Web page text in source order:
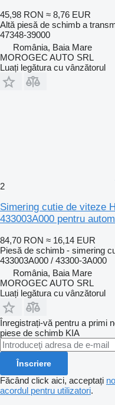
45,98 RON ≈ 8,76 EUR
Altă piesă de schimb a
47348-39000
România, Baia Mare
MOROGEC AUTO SRL
Luați legătura cu vânzătorul
2
Simering cutie de viteze
433003A000 pentru
84,70 RON ≈ 16,14 EUR
Piesă de schimb - simering
433003A000 / 43300-3A000
România, Baia Mare
MOROGEC AUTO SRL
Luați legătura cu vânzătorul
Înregistrați-vă pentru a primi
piese de schimb KIA
Înscriere
Făcând click aici, acceptați
acordul pentru utilizatori.